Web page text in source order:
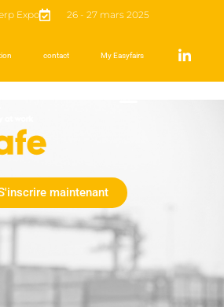
Expo 26 - 27 mars 2025
contact My Easyfairs
maintenant